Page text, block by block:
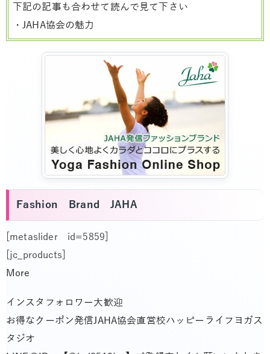
下記の記事も合わせて読んで見て下さい
・JAHA協会の魅力
Fashion Brand JAHA
[metaslider id=5859]
[jc_products]
More
インスタフォロワー大歓迎
お得なクーポン発信JAHA協会直営校ハッピーライフヨガス
タジオ